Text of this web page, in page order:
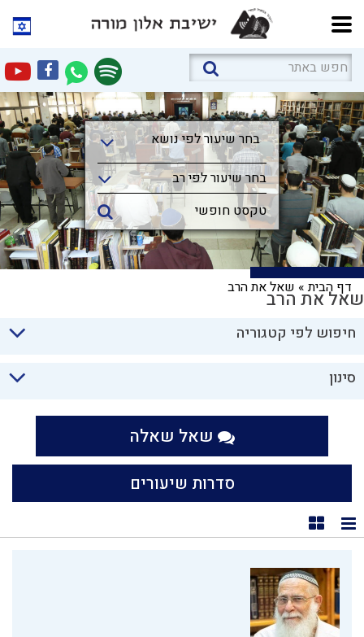
בחר שיעור לפי נושא
בחר שיעור לפי נושא
בחר שיעור לפי רב
דף הבית» שאל את הרבשאל את הרב
חיפוש לפי קטגוריה
סינון
שאל שאלה
סדרות שיעורים
תצוגת רשימה
תצוגת קוביות